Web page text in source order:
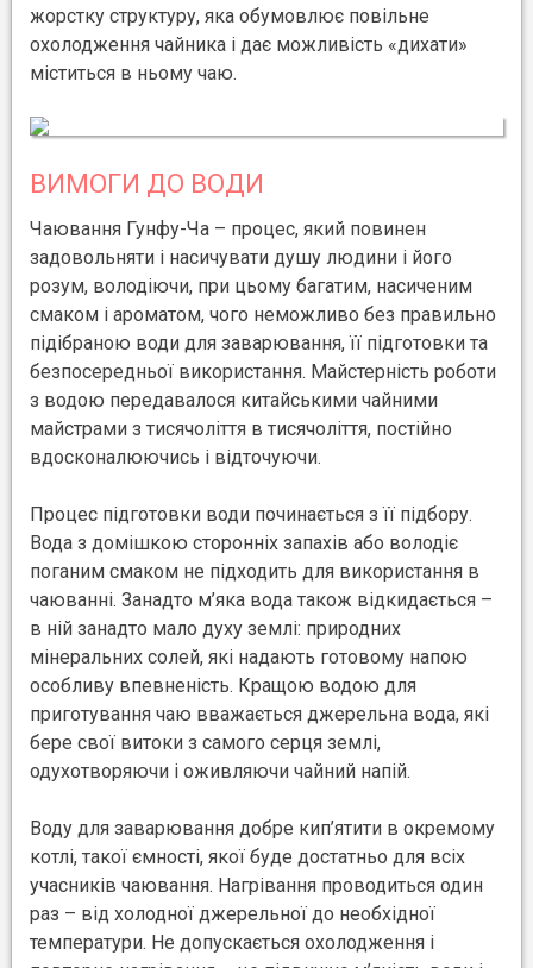
жорстку структуру, яка обумовлює повільне
охолодження чайника і дає можливість «дихати»
міститься в ньому чаю.
ВИМОГИ ДО ВОДИ
Чаювання Гунфу-Ча – процес, який повинен
задовольняти і насичувати душу людини і його
розум, володіючи, при цьому багатим, насиченим
смаком і ароматом, чого неможливо без правильно
підібраною води для заварювання, її підготовки та
безпосередньої використання. Майстерність роботи
з водою передавалося китайськими чайними
майстрами з тисячоліття в тисячоліття, постійно
вдосконалюючись і відточуючи.
Процес підготовки води починається з її підбору.
Вода з домішкою сторонніх запахів або володіє
поганим смаком не підходить для використання в
чаюванні. Занадто м’яка вода також відкидається –
в ній занадто мало духу землі: природних
мінеральних солей, які надають готовому напою
особливу впевненість. Кращою водою для
приготування чаю вважається джерельна вода, які
бере свої витоки з самого серця землі,
одухотворяючи і оживляючи чайний напій.
Воду для заварювання добре кип’ятити в окремому
котлі, такої ємності, якої буде достатньо для всіх
учасників чаювання. Нагрівання проводиться один
раз – від холодної джерельної до необхідної
температури. Не допускається охолодження і